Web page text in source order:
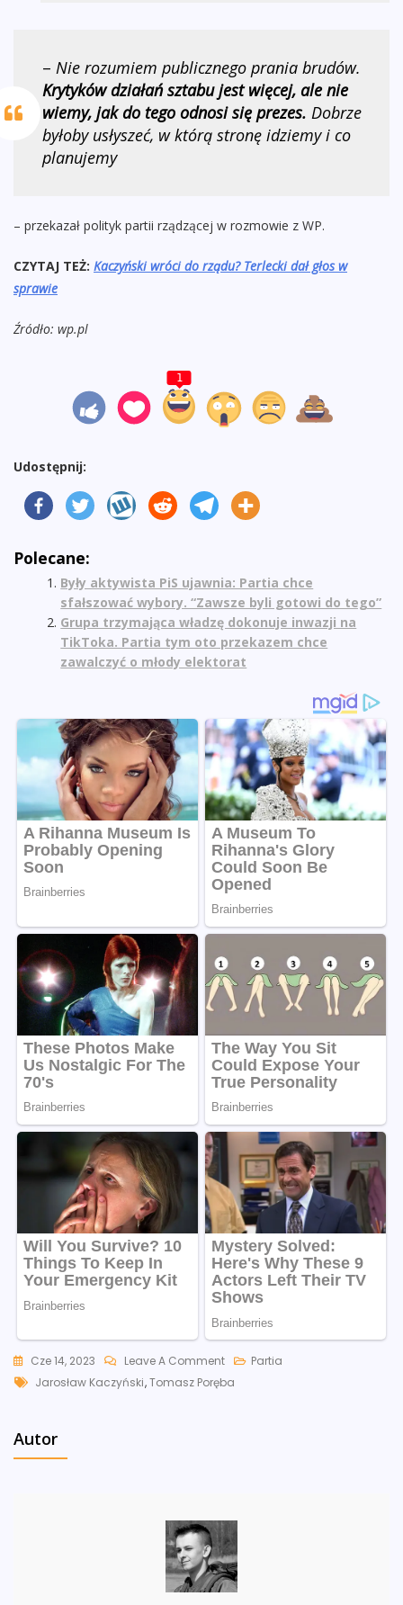
– Nie rozumiem publicznego prania brudów.
Krytyków działań sztabu jest więcej, ale nie
wiemy, jak do tego odnosi się prezes. Dobrze
byłoby usłyszeć, w którą stronę idziemy i co
planujemy
– przekazał polityk partii rządzącej w rozmowie z WP.
CZYTAJ TEŻ: Kaczyński wróci do rządu? Terlecki dał głos w
sprawie
Źródło: wp.pl
1
Udostępnij:
Polecane:
Były aktywista PiS ujawnia: Partia chce
sfałszować wybory. “Zawsze byli gotowi do tego”
Grupa trzymająca władzę dokonuje inwazji na
TikToka. Partia tym oto przekazem chce
zawalczyć o młody elektorat
Cze 14, 2023 Leave A CommentOn
Pilne
Partia
Tags
Jarosław Kaczyński,Tomasz Poręba
Autor